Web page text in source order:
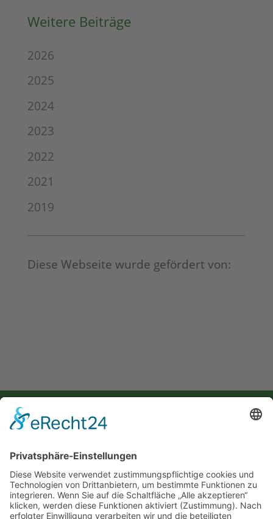
Weitere Beiträge
2026
2025
2024
2023
2022
2021
2019
Diese Webseite wurde gefördert von:
Selbsthilfegruppe für Krebsbetroffene & Angehörige im